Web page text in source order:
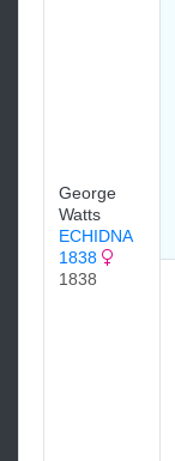
George
Watts
ECHIDNA
1838
1838